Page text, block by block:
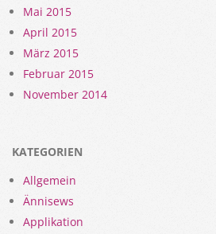
Mai 2015
April 2015
März 2015
Februar 2015
November 2014
KATEGORIEN
Allgemein
Ännisews
Applikation